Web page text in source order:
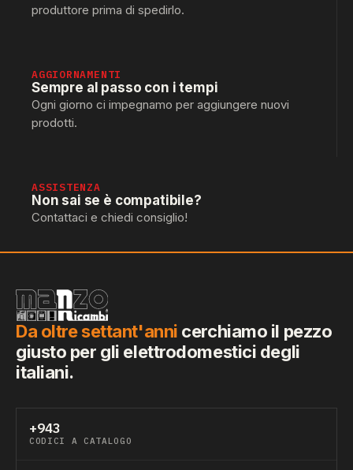
produttore prima di spedirlo.
AGGIORNAMENTI
Sempre al passo con i tempi
Ogni giorno ci impegnamo per aggiungere nuovi
prodotti.
ASSISTENZA
Non sai se è compatibile?
Contattaci e chiedi consiglio!
Da oltre settant'anni cerchiamo il pezzo
giusto per gli elettrodomestici degli
italiani.
+943
CODICI A CATALOGO